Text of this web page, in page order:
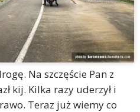
Na szczęście Pan z
kij. Kilka razy uderzył i
Teraz już wiemy co